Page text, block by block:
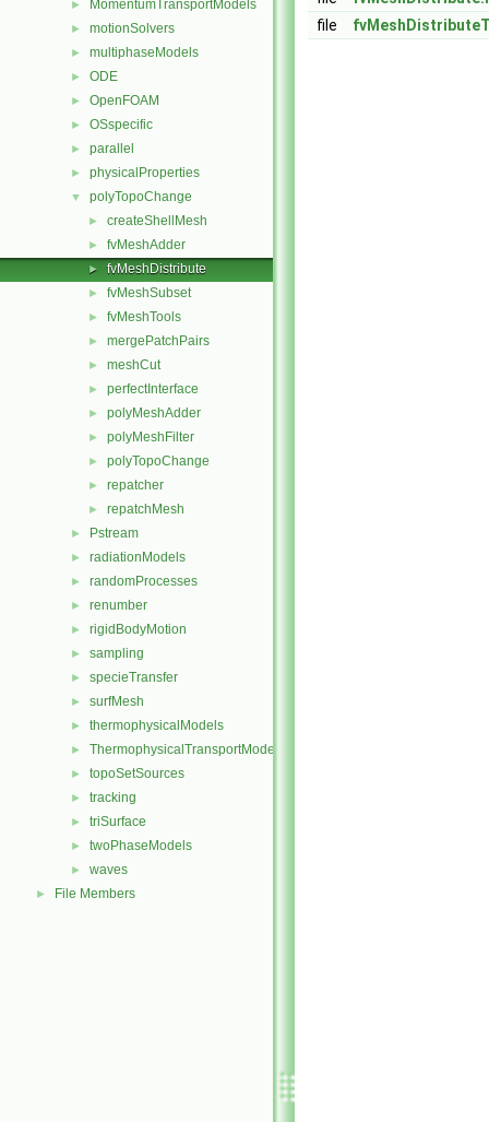
► MomentumTransportModels
► motionSolvers
► multiphaseModels
► ODE
► OpenFOAM
► OSspecific
► parallel
► physicalProperties
▼ polyTopoChange
► createShellMesh
► fvMeshAdder
► fvMeshDistribute
► fvMeshSubset
► fvMeshTools
► mergePatchPairs
► meshCut
► perfectInterface
► polyMeshAdder
► polyMeshFilter
► polyTopoChange
► repatcher
► repatchMesh
► Pstream
► radiationModels
► randomProcesses
► renumber
► rigidBodyMotion
► sampling
► specieTransfer
► surfMesh
► thermophysicalModels
► ThermophysicalTransportModels
► topoSetSources
► tracking
► triSurface
► twoPhaseModels
► waves
► File Members
file